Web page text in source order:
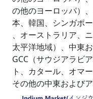
の他のヨーロッパ）
本、韓国、シンガポ
、オーストラリア、
太平洋地域）、中東
GCC（サウジアラビ
ト、カタール、オマ
その他の中東および